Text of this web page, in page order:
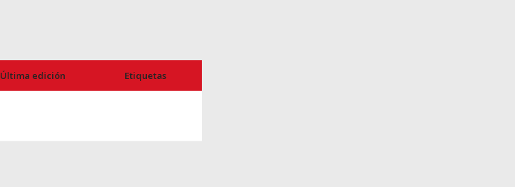
Última edición Etiquetas